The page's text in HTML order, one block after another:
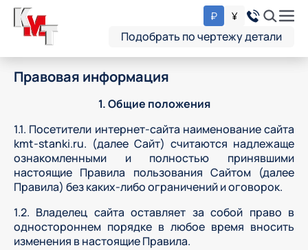
₽ ¥
Подобрать по чертежу детали
Правовая информация
1. Общие положения
1.1. Посетители интернет-сайта наименование сайта
kmt-stanki.ru. (далее Сайт) считаются надлежаще
ознакомленными и полностью принявшими
настоящие Правила пользования Сайтом (далее
Правила) без каких-либо ограничений и оговорок.
1.2. Владелец сайта оставляет за собой право в
одностороннем порядке в любое время вносить
изменения в настоящие Правила.